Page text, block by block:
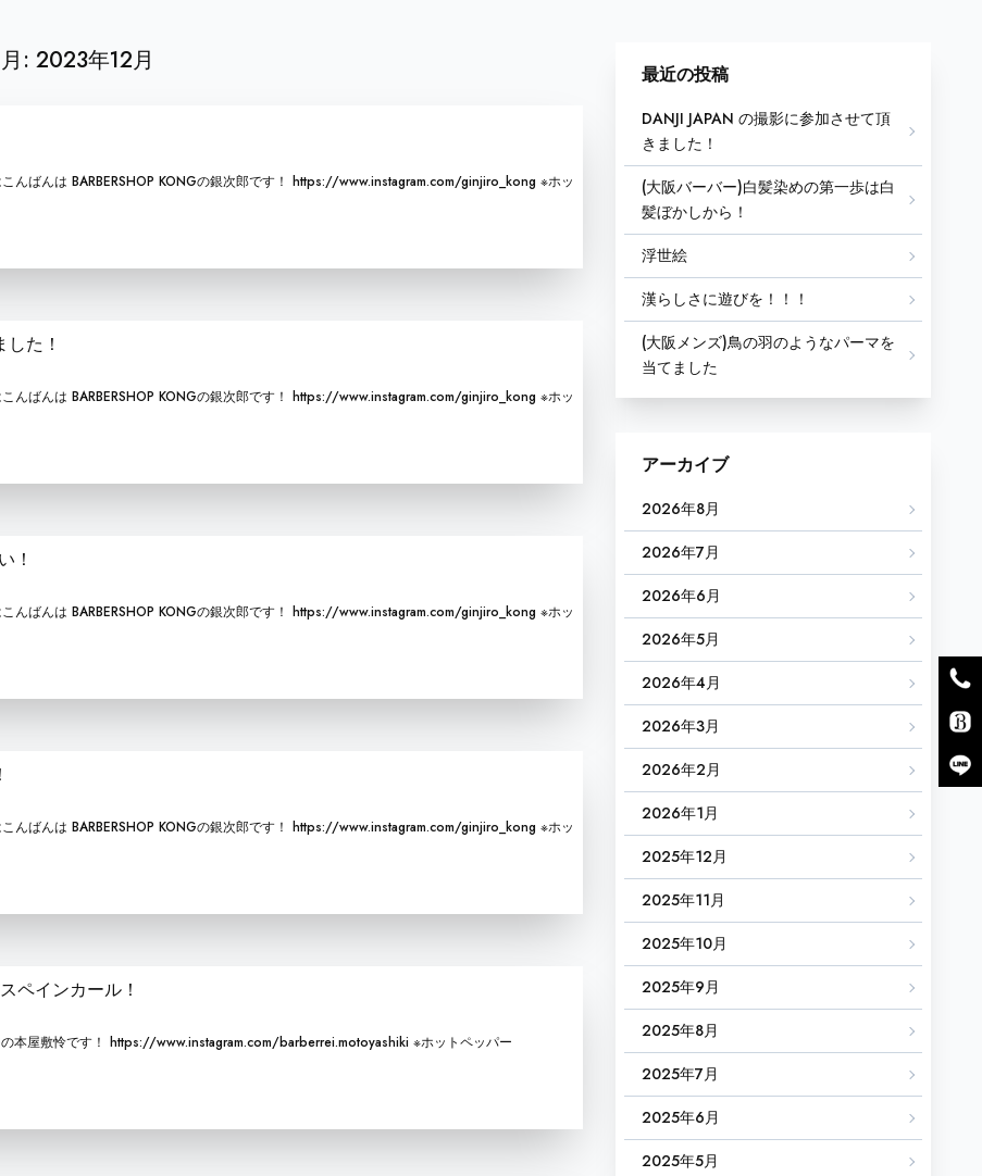
月: 2023年12月
んばんは BARBERSHOP KONGの銀次郎です！ https://www.instagram.com/ginjiro_kong ※ホッ
た！
んばんは BARBERSHOP KONGの銀次郎です！ https://www.instagram.com/ginjiro_kong ※ホッ
！
んばんは BARBERSHOP KONGの銀次郎です！ https://www.instagram.com/ginjiro_kong ※ホッ
んばんは BARBERSHOP KONGの銀次郎です！ https://www.instagram.com/ginjiro_kong ※ホッ
ペインカール！
の本屋敷怜です！ https://www.instagram.com/barberrei.motoyashiki ※ホットペッパー
最近の投稿
DANJI JAPAN の撮影に参加させて頂
きました！
(大阪バーバー)白髪染めの第一歩は白
髪ぼかしから！
浮世絵
漢らしさに遊びを！！！
(大阪メンズ)鳥の羽のようなパーマを
当てました
アーカイブ
2026年8月
2026年7月
2026年6月
2026年5月
2026年4月
2026年3月
2026年2月
2026年1月
2025年12月
2025年11月
2025年10月
2025年9月
2025年8月
2025年7月
2025年6月
2025年5月